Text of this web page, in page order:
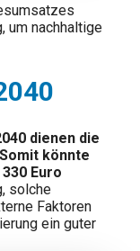
um nachhaltige
dienen die
könnte
Euro
solche
Faktoren
ein guter